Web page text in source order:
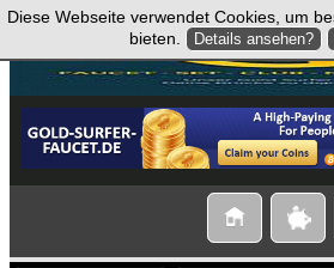
Diese Webseite verwendet Cookies, um
bieten.
Details ansehen?